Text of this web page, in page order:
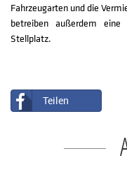
Fahrzeugarten und die
betreiben außerdem eine
Stellplatz.
Teilen